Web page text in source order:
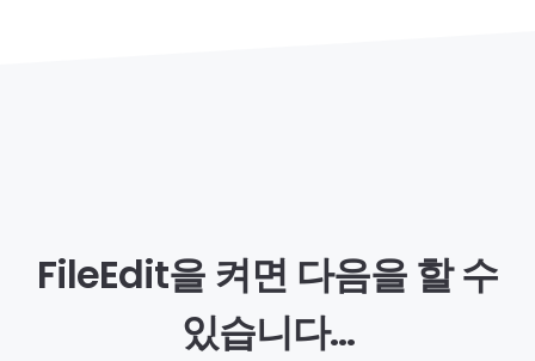
FileEdit을 켜면 다음을 할 수
있습니다…